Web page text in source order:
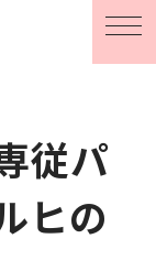
従パ
ヒの